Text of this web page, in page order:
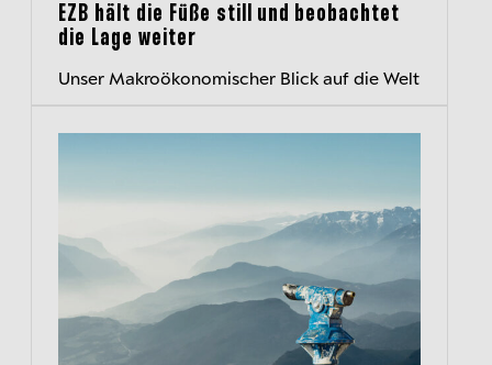
EZB hält die Füße still und beobachtet
die Lage weiter
Unser Makroökonomischer Blick auf die Welt